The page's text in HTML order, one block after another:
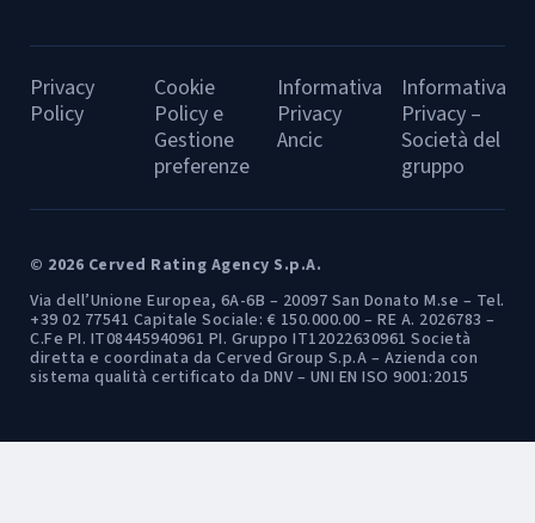
Privacy
Policy
Cookie
Policy e
Gestione
preferenze
Informativa
Privacy
Ancic
Informativa
Privacy –
Società del
gruppo
© 2026 Cerved Rating Agency S.p.A.
Via dell’Unione Europea, 6A-6B – 20097 San Donato M.se – Tel.
+39 02 77541 Capitale Sociale: € 150.000.00 – RE A. 2026783 –
C.Fe PI. IT08445940961 PI. Gruppo IT12022630961 Società
diretta e coordinata da Cerved Group S.p.A – Azienda con
sistema qualità certificato da DNV – UNI EN ISO 9001:2015